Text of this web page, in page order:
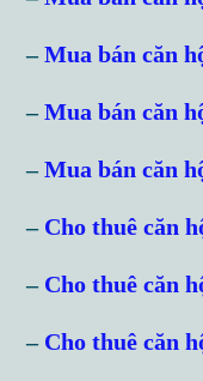
–Mua bán căn
–Mua bán căn
–Mua bán căn
– Cho thuê căn
– Cho thuê căn
– Cho thuê căn